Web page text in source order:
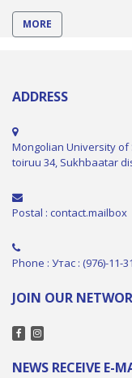
MORE
ADDRESS
Mongolian University of
toiruu 34, Sukhbaatar
Postal : contact.mailbox
Phone : Утас : (976)-11-
JOIN OUR
NEWS RECEIVE E-